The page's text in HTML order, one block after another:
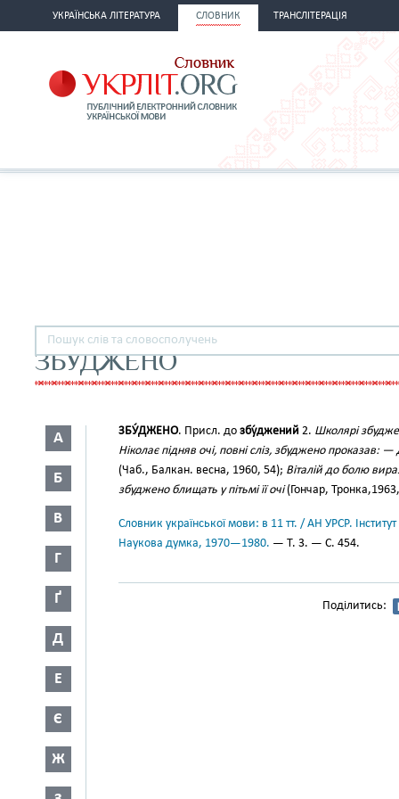
УКРАЇНСЬКА ЛІТЕРАТУРА СЛОВНИК ТРАНСЛІТЕРАЦІЯ
ЗБУДЖЕНО
А
Б
В
Г
Ґ
Д
Е
Є
Ж
ЗБУ́ДЖЕНО. Присл. до збу́джений 2. Школярі
Ніколає підняв очі, повні сліз, збуджено
(Чаб., Балкан. весна, 1960, 54); Віталій до болю
збуджено блищать у пітьмі її очі(Гончар,
Словник української мови: в 11 тт. / АН УРСР.
Наукова думка, 1970—1980. — Т. 3. — С. 454.
Поділитись: